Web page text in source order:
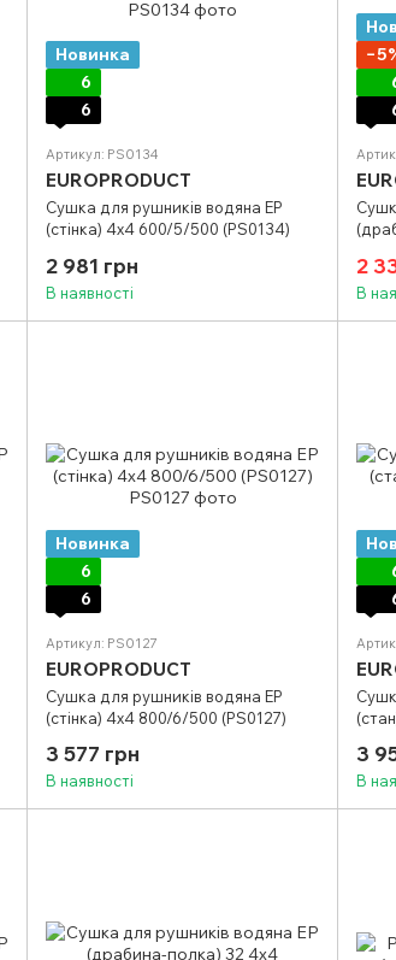
Новинка
6
6
Артикул: PS0134
EUROPRODUCT
Сушка для рушників водяна EP
(стінка) 4х4 600/5/500 (PS0134)
2 981 грн
В наявності
2
В
Новинка
6
6
Артикул: PS0127
EUROPRODUCT
Сушка для рушників водяна EP
(стінка) 4х4 800/6/500 (PS0127)
3 577 грн
В наявності
3
В